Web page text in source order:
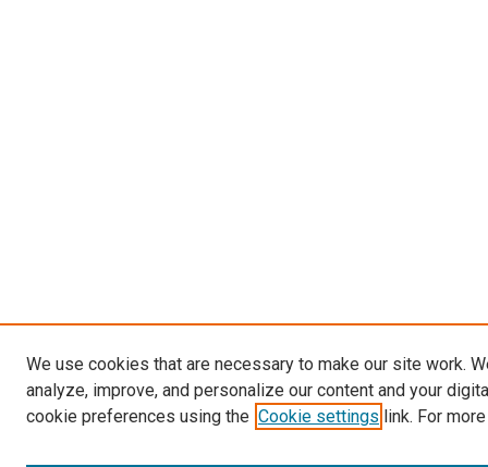
We use cookies that are necessary to make our site work.
analyze, improve, and personalize our content and your
cookie preferences using the Cookie settings link. For